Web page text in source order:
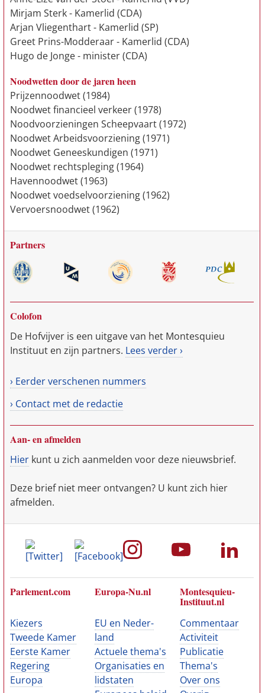
Mirjam Sterk- Kamerlid (CDA)
Arjan Vliegenthart- Kamerlid (SP)
Greet Prins-Modderaar- Kamerlid (CDA)
Hugo de Jonge- minister (CDA)
Noodwetten door de jaren heen
Prijzennoodwet (1984)
Noodwet financieel verkeer (1978)
Noodvoorzieningen Scheepvaart (1972)
Noodwet Arbeidsvoorziening (1971)
Noodwet Geneeskundigen (1971)
Noodwet rechtspleging (1964)
Havennoodwet (1963)
Noodwet voedselvoorziening (1962)
Vervoersnoodwet (1962)
Partners
Colofon
De Hofvijver is een uitgave van het Montesquieu
Instituut en zijn partners. Lees verder ›
› Eerder verschenen nummers
› Contact met de redactie
Aan- en afmelden
Hier kunt u zich aanmelden voor deze nieuwsbrief.
Deze brief niet meer ontvangen? U kunt zich hier
afmelden.
Parle­ment.com Europa-Nu.nl Montes­quieu-
Insti­tuut.nl
Kiezers
Tweede Kamer
Eerste Kamer
Regering
Europa
EU en Neder­
land
Actuele thema's
Organi­saties en
lid­staten
Commen­taar
Activiteit
Publicatie
Thema's
Over ons